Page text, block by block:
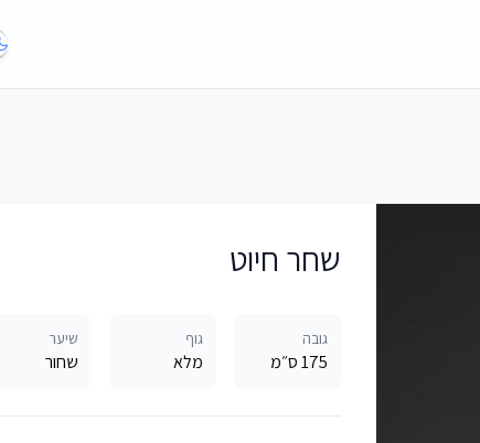
שחר חיוט
גובה
175 ס״מ
גוף
מלא
שיער
שחור